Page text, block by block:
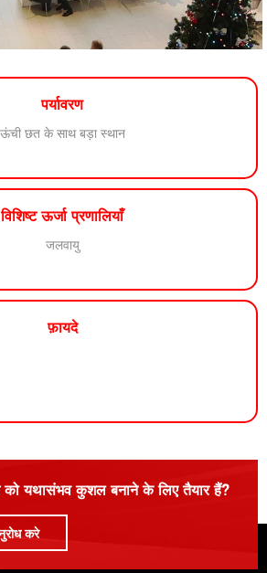
पर्यावरण
ऊंची छत के साथ बड़ा स्थान
विशिष्ट ऊर्जा प्रणालियाँ
जलवायु
फ़ायदे
यथासंभव कुशल बनाने के लिए तैयार हैं?
करे